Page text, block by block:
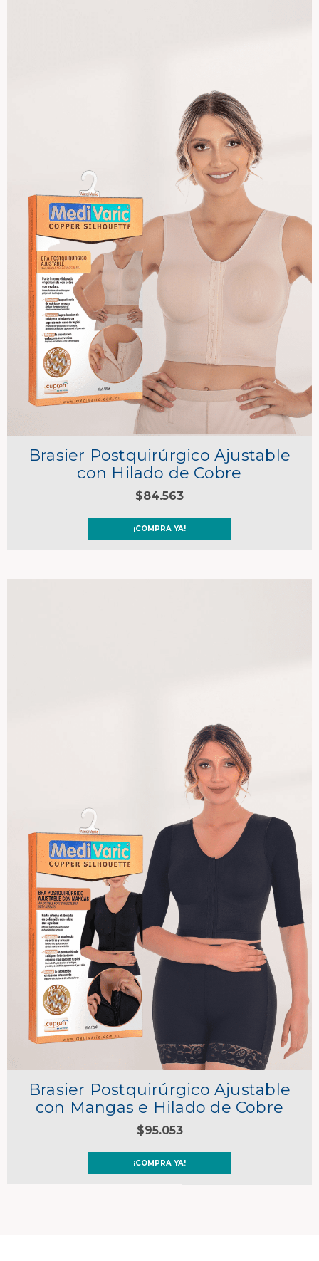
Brasier Postquirúrgico Ajustable
con Hilado de Cobre
$84.563
¡COMPRA YA!
Brasier Postquirúrgico Ajustable
con Mangas e Hilado de Cobre
$95.053
¡COMPRA YA!